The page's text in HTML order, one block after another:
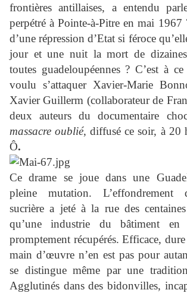
frontières antillaises, a entendu
perpétré à Pointe-à-Pitre en mai
d’une répression d’Etat si féroce
jour et une nuit la mort de dizaines
toutes guadeloupéennes ? C’est à
voulu s’attaquer Xavier-Marie
Xavier Guillerm (collaborateur de
deux auteurs du documentaire
massacre oublié, diffusé ce soir, à 20
Ô.
Ce drame se joue dans une
pleine mutation. L’effondrement
sucrière a jeté à la rue des
qu’une industrie du bâtiment
promptement récupérés. Efficace,
main d’œuvre n’en est pas pour
se distingue même par une
Agglutinés dans des bidonvilles,